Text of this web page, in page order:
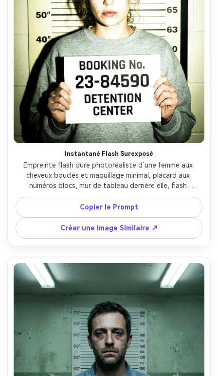
Instantané Flash Surexposé
Empreinte flash dure photoréaliste d’une femme aux
cheveux bouclés et maquillage minimal, placard aux
numéros blocs, mur de tableau derrière elle, flash
volontairement surexposé sur le visage avec reflets brûlés
et ombres dures, réalisme tabloïd, prise au 35mm, crop
poitrine rapproché, grain fort et contraste --ar 4:5
Copier le Prompt
Créer une Image Similaire ↗